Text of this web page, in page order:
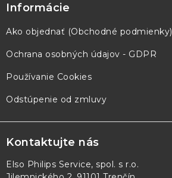
Informácie
Ako objednať (Obchodné podmienky)
Ochrana osobných údajov - GDPR
Používanie Cookies
Odstúpenie od zmluvy
Kontaktujte nás
Elso Philips Service, spol. s r.o.